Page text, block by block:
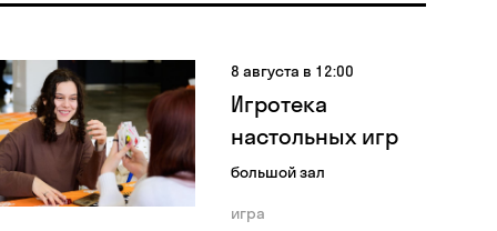
8 августа в 12:00
Игротека
настольных игр
большой зал
игра